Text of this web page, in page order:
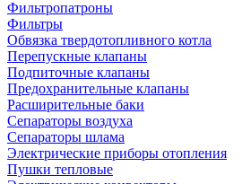
Фильтропатроны
Фильтры
Обвязка твердотопливного котла
Перепускные клапаны
Подпиточные клапаны
Предохранительные клапаны
Расширительные баки
Сепараторы воздуха
Сепараторы шлама
Электрические приборы отопления
Пушки тепловые